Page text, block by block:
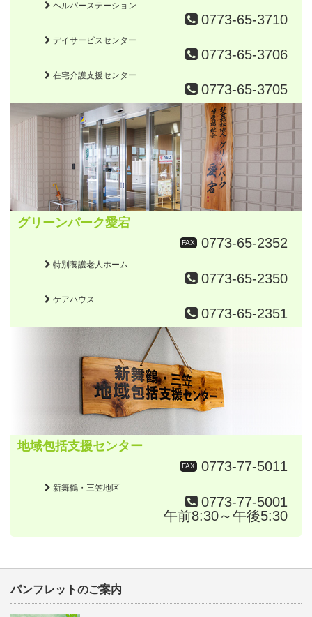
ヘルパーステーション
0773-65-3710
デイサービスセンター
0773-65-3706
在宅介護支援センター
0773-65-3705
グリーンパーク愛宕
FAX 0773-65-2352
特別養護老人ホーム
0773-65-2350
ケアハウス
0773-65-2351
地域包括支援センター
FAX 0773-77-5011
新舞鶴・三笠地区
0773-77-5001
午前8:30～午後5:30
パンフレットのご案内